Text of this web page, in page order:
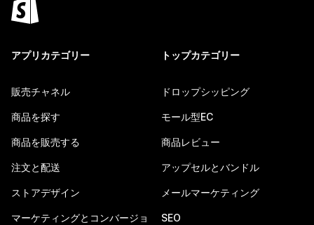
アプリカテゴリー
販売チャネル
商品を探す
商品を販売する
注文と配送
ストアデザイン
マーケティングとコンバージョ
トップカテゴリー
ドロップシッピング
モール型EC
商品レビュー
アップセルとバンドル
メールマーケティング
SEO